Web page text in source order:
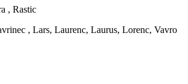
, Rastic
, Lars, Laurenc, Laurus, Lorenc, Vavro